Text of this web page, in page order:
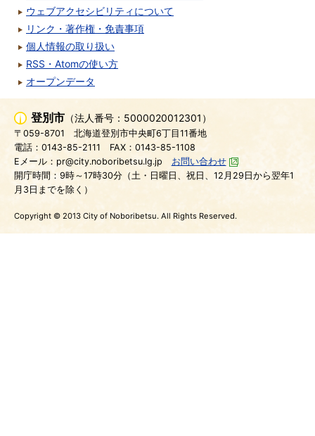
ウェブアクセシビリティについて
リンク・著作権・免責事項
個人情報の取り扱い
RSS・Atomの使い方
オープンデータ
登別市 （法人番号：5000020012301）
〒059-8701
北海道登別市中央町6丁目11番地
電話：0143-85-2111
FAX：0143-85-1108
Eメール：pr@city.noboribetsu.lg.jp
お問い合わせ
開庁時間：9時～17時30分（土・日曜日、祝日、12月29日から翌年1
月3日までを除く）
Copyright © 2013 City of Noboribetsu. All Rights Reserved.